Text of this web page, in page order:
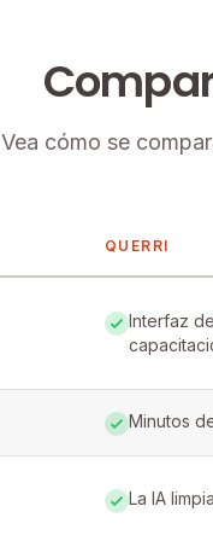
Vea cómo se
QUERRI
Interfaz
Minutos
La IA